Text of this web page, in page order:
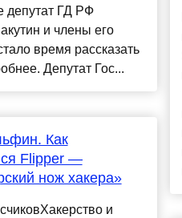
депутат ГД РФ
и члены его
время рассказать
Депутат Гос...
Как
Flipper —
нож хакера»
и